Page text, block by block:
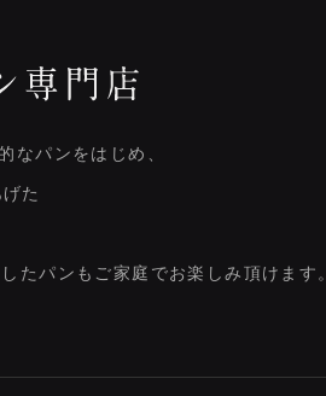
パンをはじめ、
た
たパンもご家庭でお楽しみ頂けます。